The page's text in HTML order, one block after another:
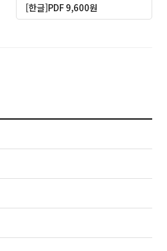
[한글]PDF 9,600원